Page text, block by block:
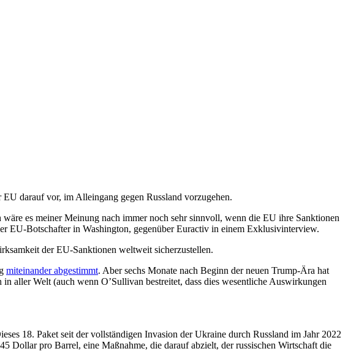
darauf vor, im Alleingang gegen Russland vorzugehen.
es meiner Meinung nach immer noch sehr sinnvoll, wenn die EU ihre Sanktionen
EU-Botschafter in Washington, gegenüber Euractiv in einem Exklusivinterview.
der EU-Sanktionen weltweit sicherzustellen.
miteinander abgestimmt. Aber sechs Monate nach Beginn der neuen Trump-Ära hat
aller Welt (auch wenn O’Sullivan bestreitet, dass dies wesentliche Auswirkungen
18. Paket seit der vollständigen Invasion der Ukraine durch Russland im Jahr 2022
Dollar pro Barrel, eine Maßnahme, die darauf abzielt, der russischen Wirtschaft die